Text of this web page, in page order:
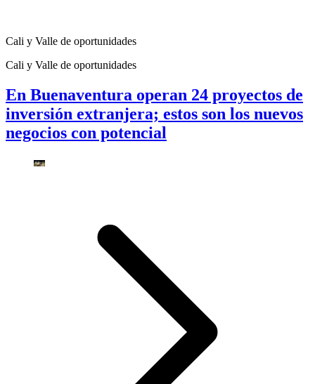
Cali y Valle de oportunidades
Cali y Valle de oportunidades
En Buenaventura operan 24 proyectos de
inversión extranjera; estos son los nuevos
negocios con potencial